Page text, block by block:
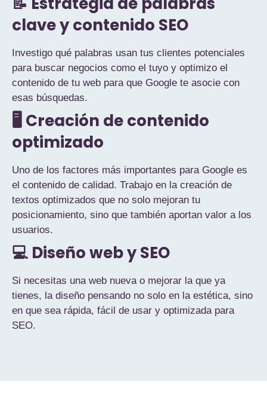
clave y contenido SEO
Investigo qué palabras usan tus clientes potenciales
para buscar negocios como el tuyo y optimizo el
contenido de tu web para que Google te asocie con
esas búsquedas.
🖥️ Creación de contenido
optimizado
Uno de los factores más importantes para Google es
el contenido de calidad. Trabajo en la creación de
textos optimizados que no solo mejoran tu
posicionamiento, sino que también aportan valor a los
usuarios.
💻 Diseño web y SEO
Si necesitas una web nueva o mejorar la que ya
tienes, la diseño pensando no solo en la estética, sino
en que sea rápida, fácil de usar y optimizada para
SEO.